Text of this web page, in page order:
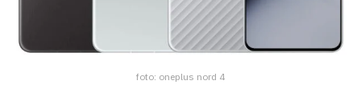
foto: oneplus nord 4